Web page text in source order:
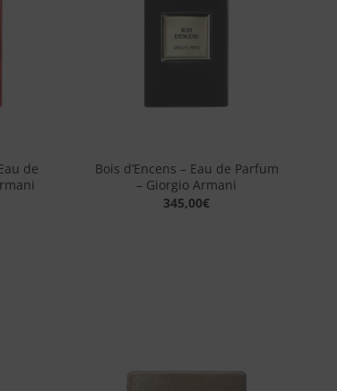
de
Bois d’Encens – Eau de Parfum
– Giorgio Armani
345,00€